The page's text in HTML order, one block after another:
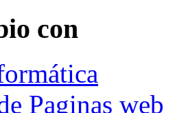
con
Paginas web